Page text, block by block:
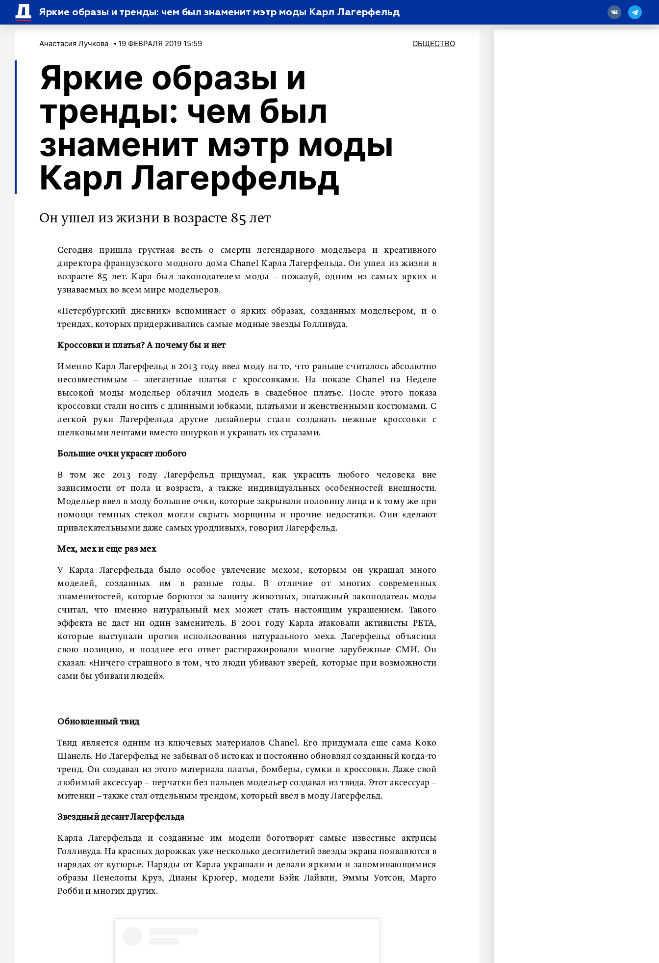
Яркие образы и тренды: чем был знаменит мэтр моды Карл Лагерфельд
Анастасия Лучкова 19 ФЕВРАЛЯ 2019 15:59 ОБЩЕСТВО
Яркие образы и
тренды: чем был
знаменит мэтр моды
Карл Лагерфельд
Он ушел из жизни в возрасте 85 лет
Сегодня пришла грустная весть о смерти легендарного модельера и креативного
директора французского модного дома Chanel Карла Лагерфельда. Он ушел из жизни в
возрасте 85 лет. Карл был законодателем моды – пожалуй, одним из самых ярких и
узнаваемых во всем мире модельеров.
«Петербургский дневник» вспоминает о ярких образах, созданных модельером, и о
трендах, которых придерживались самые модные звезды Голливуда.
Кроссовки и платья? А почему бы и нет
Именно Карл Лагерфельд в 2013 году ввел моду на то, что раньше считалось абсолютно
несовместимым – элегантные платья с кроссовками. На показе Chanel на Неделе
высокой моды модельер облачил модель в свадебное платье. После этого показа
кроссовки стали носить с длинными юбками, платьями и женственными костюмами. С
легкой руки Лагерфельда другие дизайнеры стали создавать нежные кроссовки с
шелковыми лентами вместо шнурков и украшать их стразами.
Большие очки украсят любого
В том же 2013 году Лагерфельд придумал, как украсить любого человека вне
зависимости от пола и возраста, а также индивидуальных особенностей внешности.
Модельер ввел в моду большие очки, которые закрывали половину лица и к тому же при
помощи темных стекол могли скрыть морщины и прочие недостатки. Они «делают
привлекательными даже самых уродливых», говорил Лагерфельд.
Мех, мех и еще раз мех
У Карла Лагерфельда было особое увлечение мехом, которым он украшал много
моделей, созданных им в разные годы. В отличие от многих современных
знаменитостей, которые борются за защиту животных, эпатажный законодатель моды
считал, что именно натуральный мех может стать настоящим украшением. Такого
эффекта не даст ни один заменитель. В 2001 году Карла атаковали активисты PETA,
которые выступали против использования натурального меха. Лагерфельд объяснил
свою позицию, и позднее его ответ растиражировали многие зарубежные СМИ. Он
сказал: «Ничего страшного в том, что люди убивают зверей, которые при возможности
сами бы убивали людей».
Обновленный твид
Твид является одним из ключевых материалов Chanel. Его придумала еще сама Коко
Шанель. Но Лагерфельд не забывал об истоках и постоянно обновлял созданный когда-то
тренд. Он создавал из этого материала платья, бомберы, сумки и кроссовки. Даже свой
любимый аксессуар – перчатки без пальцев модельер создавал из твида. Этот аксессуар –
митенки – также стал отдельным трендом, который ввел в моду Лагерфельд.
Звездный десант Лагерфельда
Карла Лагерфельда и созданные им модели боготворят самые известные актрисы
Голливуда. На красных дорожках уже несколько десятилетий звезды экрана появляются в
нарядах от кутюрье. Наряды от Карла украшали и делали яркими и запоминающимися
образы Пенелопы Круз, Дианы Крюгер, модели Бэйк Лайвли, Эммы Уотсон, Марго
Робби и многих других.